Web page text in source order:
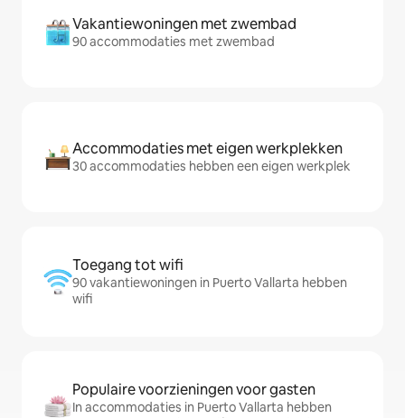
Vakantiewoningen met zwembad
90 accommodaties met zwembad
Accommodaties met eigen werkplekken
30 accommodaties hebben een eigen werkplek
Toegang tot wifi
90 vakantiewoningen in Puerto Vallarta hebben
wifi
Populaire voorzieningen voor gasten
In accommodaties in Puerto Vallarta hebben